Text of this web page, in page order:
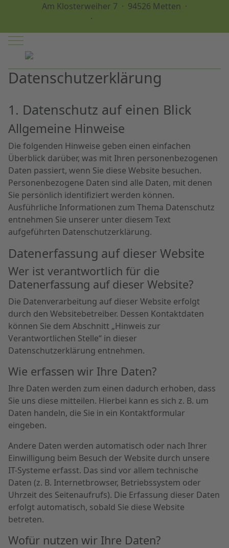
Am Klosterweiher 7 · 94526 Metten ·
·
Mobile Menu Toggle
Datenschutz­erklärung
1. Datenschutz auf einen Blick
Allgemeine Hinweise
Die folgenden Hinweise geben einen einfachen
Überblick darüber, was mit Ihren personenbezogenen
Daten passiert, wenn Sie diese Website besuchen.
Personenbezogene Daten sind alle Daten, mit denen
Sie persönlich identifiziert werden können.
Ausführliche Informationen zum Thema Datenschutz
entnehmen Sie unserer unter diesem Text
aufgeführten Datenschutzerklärung.
Datenerfassung auf dieser Website
Wer ist verantwortlich für die
Datenerfassung auf dieser Website?
Die Datenverarbeitung auf dieser Website erfolgt
durch den Websitebetreiber. Dessen Kontaktdaten
können Sie dem Abschnitt „Hinweis zur
Verantwortlichen Stelle“ in dieser
Datenschutzerklärung entnehmen.
Wie erfassen wir Ihre Daten?
Ihre Daten werden zum einen dadurch erhoben, dass
Sie uns diese mitteilen. Hierbei kann es sich z. B. um
Daten handeln, die Sie in ein Kontaktformular
eingeben.
Andere Daten werden automatisch oder nach Ihrer
Einwilligung beim Besuch der Website durch unsere
IT-Systeme erfasst. Das sind vor allem technische
Daten (z. B. Internetbrowser, Betriebssystem oder
Uhrzeit des Seitenaufrufs). Die Erfassung dieser Daten
erfolgt automatisch, sobald Sie diese Website
betreten.
Wofür nutzen wir Ihre Daten?